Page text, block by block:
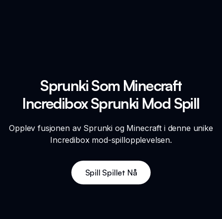
Sprunki Som Minecraft
Incredibox Sprunki Mod Spill
Opplev fusjonen av Sprunki og Minecraft i denne unike
Incredibox mod-spillopplevelsen.
Spill Spillet Nå